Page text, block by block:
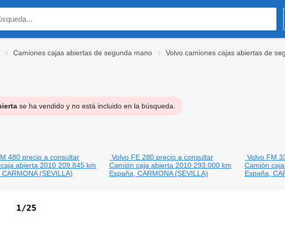
Camiones cajas abiertas de segunda mano Volvo camiones cajas abiertas de
se ha vendido y no está incluido en la búsqueda.
480 precio a consultar
abierta 2010 209.845 km
(SEVILLA)
Volvo FE 280 precio a consultar
Camión caja abierta 2010 293.000 km
España, CARMONA (SEVILLA)
Volvo FM
Camión
España,
1/25